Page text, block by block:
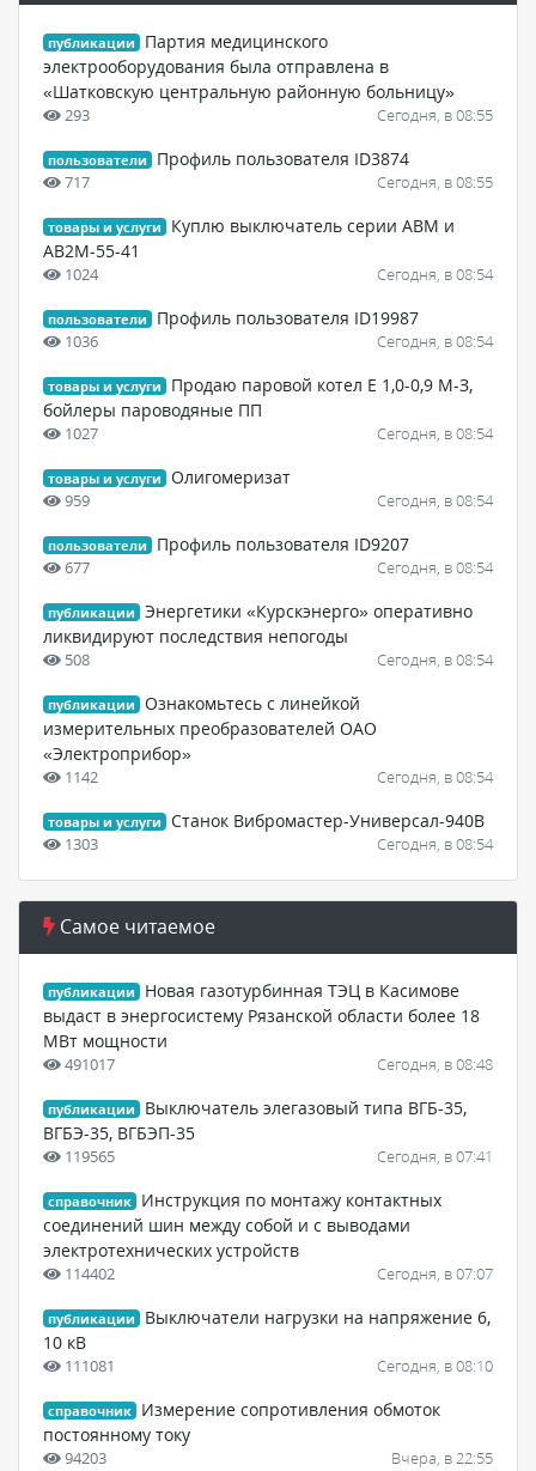
публикации
Партия медицинского
электрооборудования была отправлена в
«Шатковскую центральную районную больницу»
293 Сегодня, в 08:55
пользователи Профиль пользователя ID3874
717 Сегодня, в 08:55
товары и услуги
Куплю выключатель серии АВМ и
АВ2М-55-41
1024 Сегодня, в 08:54
пользователи Профиль пользователя ID19987
1036 Сегодня, в 08:54
товары и услуги
Продаю паровой котел Е 1,0-0,9 М-З,
бойлеры пароводяные ПП
1027 Сегодня, в 08:54
товары и услуги Олигомеризат
959 Сегодня, в 08:54
пользователи Профиль пользователя ID9207
677 Сегодня, в 08:54
публикации
Энергетики «Курскэнерго» оперативно
ликвидируют последствия непогоды
508 Сегодня, в 08:54
публикации
Ознакомьтесь с линейкой
измерительных преобразователей ОАО
«Электроприбор»
1142 Сегодня, в 08:54
товары и услуги Станок Вибромастер-Универсал-940В
1303 Сегодня, в 08:54
Самое читаемое
публикации
Новая газотурбинная ТЭЦ в Касимове
выдаст в энергосистему Рязанской области более 18
МВт мощности
491017 Сегодня, в 08:48
публикации
Выключатель элегазовый типа ВГБ-35,
ВГБЭ-35, ВГБЭП-35
119565 Сегодня, в 07:41
справочник
Инструкция по монтажу контактных
соединений шин между собой и с выводами
электротехнических устройств
114402 Сегодня, в 07:07
публикации
Выключатели нагрузки на напряжение 6,
10 кВ
111081 Сегодня, в 08:10
справочник
Измерение сопротивления обмоток
постоянному току
94203 Вчера, в 22:55